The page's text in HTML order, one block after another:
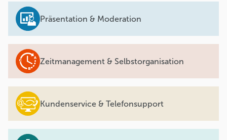
Präsentation & Moderation
Zeitmanagement & Selbstorganisation
Kundenservice & Telefonsupport